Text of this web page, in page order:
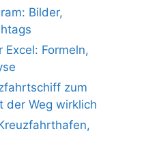
Bilder,
Formeln,
zum
der Weg wirklich